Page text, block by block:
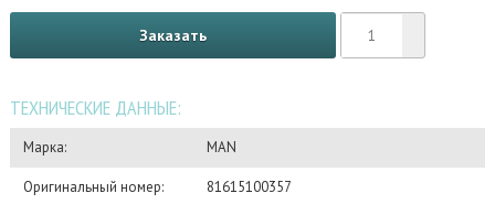
Заказать
ТЕХНИЧЕСКИЕ ДАННЫЕ:
Марка: MAN
Оригинальный номер: 81615100357